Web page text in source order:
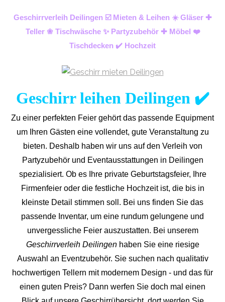
Geschirrverleih Deilingen ☑️ Mieten & Leihen ☀️ Gläser ✚
Teller ❀ Tischwäsche ✨ Partyzubehör ✚ Möbel ❤️
Tischdecken ✔️ Hochzeit
Geschirr leihen Deilingen ✔️
Zu einer perfekten Feier gehört das passende Equipment
um Ihren Gästen eine vollendet, gute Veranstaltung zu
bieten. Deshalb haben wir uns auf den Verleih von
Partyzubehör und Eventausstattungen in Deilingen
spezialisiert. Ob es Ihre private Geburtstagsfeier, Ihre
Firmenfeier oder die festliche Hochzeit ist, die bis in
kleinste Detail stimmen soll. Bei uns finden Sie das
passende Inventar, um eine rundum gelungene und
unvergessliche Feier auszustatten. Bei unserem
Geschirrverleih Deilingenhaben Sie eine riesige
Auswahl an Eventzubehör. Sie suchen nach qualitativ
hochwertigen Tellern mit modernem Design - und das für
einen guten Preis? Dann werfen Sie doch mal einen